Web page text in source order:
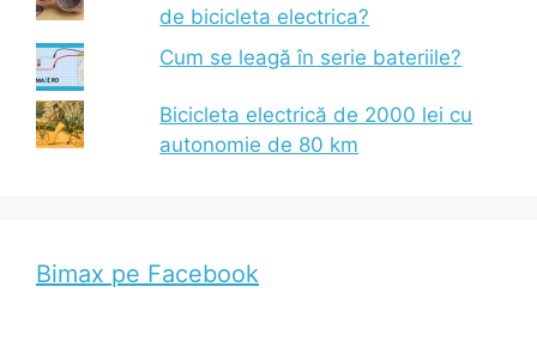
de bicicleta electrica?
Cum se leagă în serie bateriile?
Bicicleta electrică de 2000 lei cu
autonomie de 80 km
Bimax pe Facebook